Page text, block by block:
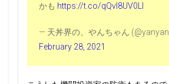
かも https://t.co/qQvI8UV0Ll
— 天丼界の、やんちゃん
February 28, 2021